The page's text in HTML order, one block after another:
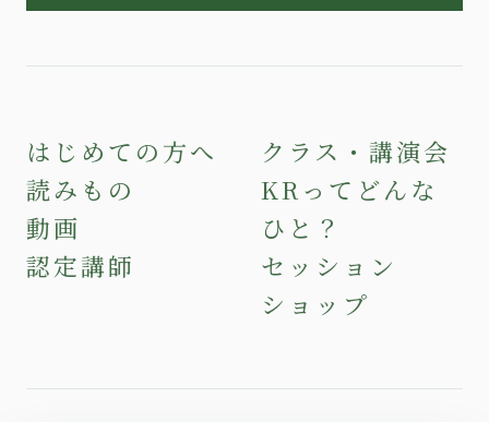
はじめての方へ
読みもの
動画
認定講師
クラス・講演会
KRってどんな
ひと？
セッション
ショップ